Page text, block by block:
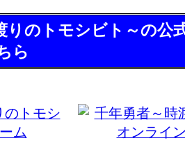
りのトモシビト～の公
ら